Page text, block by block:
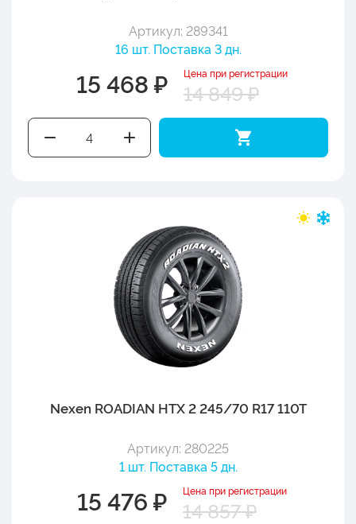
Артикул: 289341
16 шт. Поставка 3 дн.
15 468 ₽ Цена при регистрации
14 849 ₽
Nexen ROADIAN HTX 2 245/70 R17 110T
Артикул: 280225
1 шт. Поставка 5 дн.
15 476 ₽ Цена при регистрации
14 857 ₽